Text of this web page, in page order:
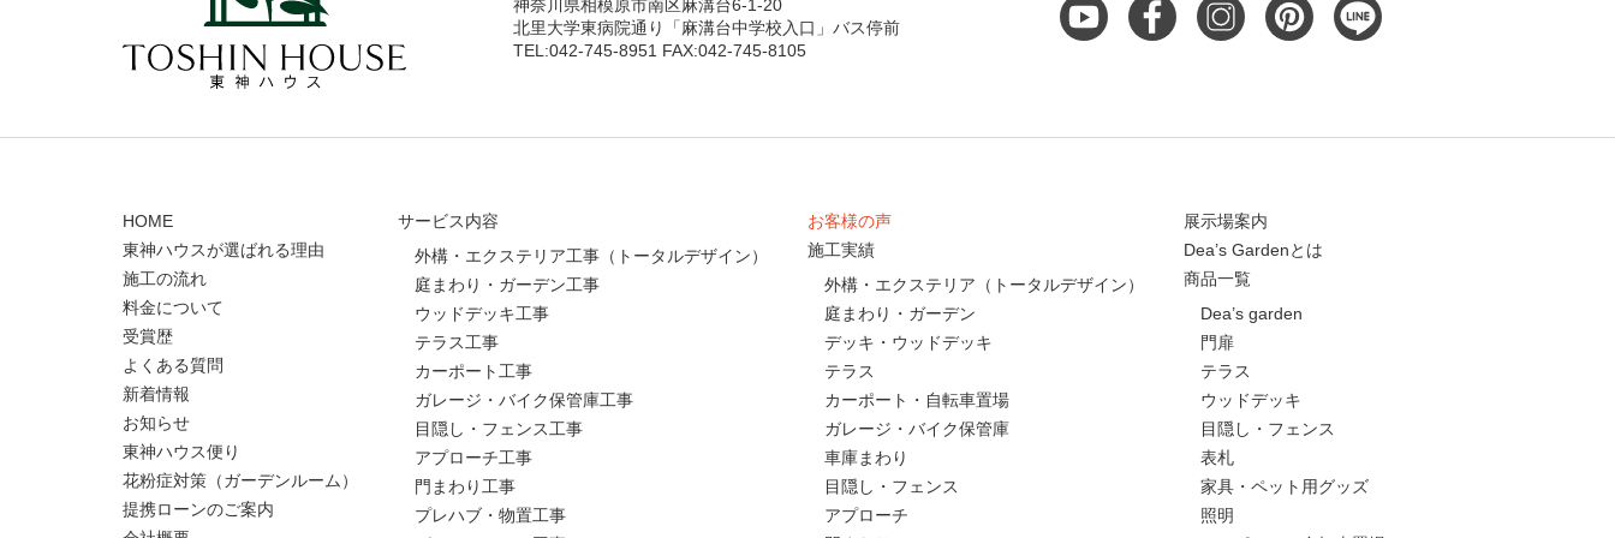
神奈川県相模原市南区麻溝台6-1-20
北里大学東病院通り「麻溝台中学校入口」バス停前
TEL:042-745-8951 FAX:042-745-8105
HOME
東神ハウスが選ばれる理由
施工の流れ
料金について
受賞歴
よくある質問
新着情報
お知らせ
東神ハウス便り
花粉症対策（ガーデンルーム）
提携ローンのご案内
サービス内容
外構・エクステリア工事（トータルデザイン）
庭まわり・ガーデン工事
ウッドデッキ工事
テラス工事
カーポート工事
ガレージ・バイク保管庫工事
目隠し・フェンス工事
アプローチ工事
門まわり工事
プレハブ・物置工事
お客様の声
施工実績
外構・エクステリア（トータルデザイン）
庭まわり・ガーデン
デッキ・ウッドデッキ
テラス
カーポート・自転車置場
ガレージ・バイク保管庫
車庫まわり
目隠し・フェンス
アプローチ
展示場案内
Dea’s Gardenとは
商品一覧
Dea’s garden
門扉
テラス
ウッドデッキ
目隠し・フェンス
表札
家具・ペット用グッズ
照明